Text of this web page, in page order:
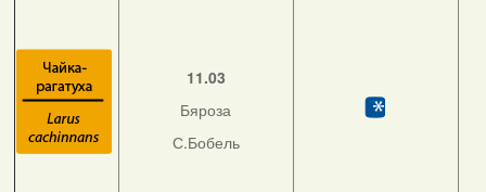
11.03
Бяроза
С.Бобель